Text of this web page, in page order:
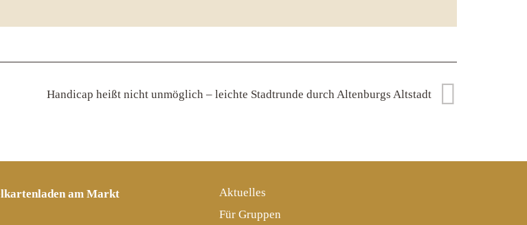
Handicap heißt nicht unmöglich – leichte Stadtrunde durch Altenburgs Altstadt
am Markt
Aktuelles
Für Gruppen